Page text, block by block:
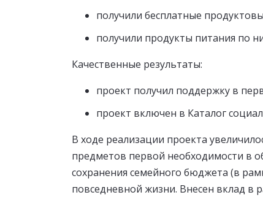
получили бесплатные
получили продукты питания по
Качественные результаты:
проект получил поддержку в
проект включен в Каталог
В ходе реализации проекта
предметов первой необходимости в
сохранения семейного бюджета (в
повседневной жизни. Внесен вклад в